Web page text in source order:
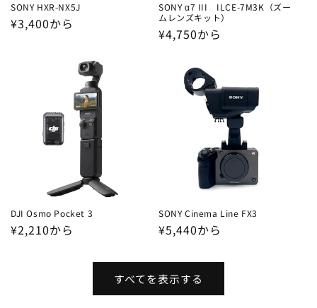
SONY HXR-NX5J
通
¥3,400から
SONY α7 III ILCE-7M3K（ズー
ムレンズキット）
通
¥4,750から
DJI Osmo Pocket 3
通
¥2,210から
SONY Cinema Line FX3
通
価
格
¥5,440から
すべてを表示する